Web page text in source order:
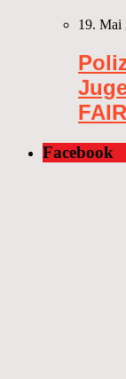
19. Mai
Facebook